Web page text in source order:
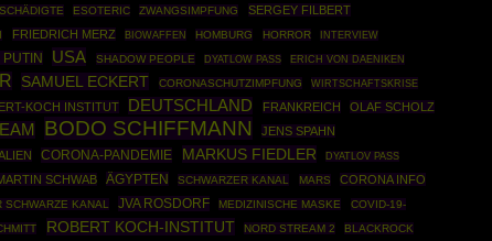
ESOTERIC ZWANGSIMPFUNG SERGEY FILBERT
FRIEDRICH MERZ BIOWAFFEN HOMBURG HORROR INTERVIEW
USA SHADOW PEOPLE DYATLOW PASS ERICH VON DAENIKEN
SAMUEL ECKERT CORONASCHUTZIMPFUNG WIRTSCHAFTSKRISE
KOCH INSTITUT DEUTSCHLAND FRANKREICH
OLAF SCHOLZ
BODO SCHIFFMANN JENS SPAHN
CORONA-PANDEMIE MARKUS FIEDLER DYATLOV PASS
SCHWAB ÄGYPTEN SCHWARZER KANAL MARS
CORONA INFO
SCHWARZE KANAL JVA ROSDORF MEDIZINISCHE MASKE
COVID-19-
ROBERT KOCH-INSTITUT NORD STREAM 2 BLACKROCK